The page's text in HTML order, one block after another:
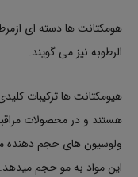
هومکتانت ها دسته ای
الرطوبه نیز می گویند.
هیومکتانت ها ترکیبات
هستند و در محصولات
ولوسیون های حجم دهنده
این مواد به مو حجم میدهد.